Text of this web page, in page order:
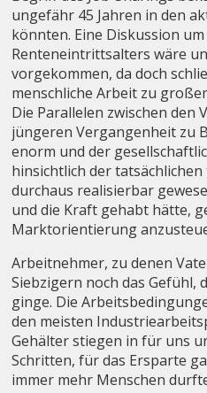
ungefähr 45 Jahren in den
könnten. Eine Diskussion
Renteneintrittsalters wäre
vorgekommen, da doch
menschliche Arbeit zu
Die Parallelen zwischen den
jüngeren Vergangenheit zu
enorm und der
hinsichtlich der
durchaus realisierbar
und die Kraft gehabt hätte,
Marktorientierung
Arbeitnehmer, zu denen
Siebzigern noch das Gefühl,
ginge. Die
den meisten
Gehälter stiegen in für uns
Schritten, für das Ersparte
immer mehr Menschen